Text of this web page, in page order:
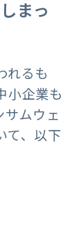
まっ
れるも
小企業も
ムウェ
て、以下